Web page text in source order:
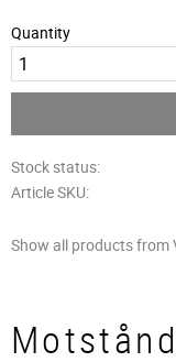
Quantity
Stock status
Article SKU
Show all products from